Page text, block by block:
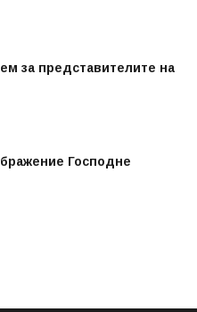
за представителите на
Господне